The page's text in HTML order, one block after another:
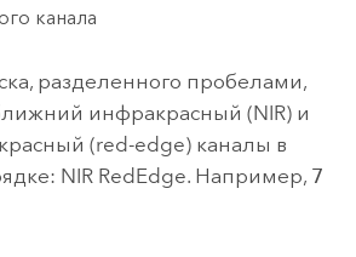
канала
разделенного пробелами,
инфракрасный (NIR) и
(red-edge) каналы в
NIR RedEdge. Например, 7